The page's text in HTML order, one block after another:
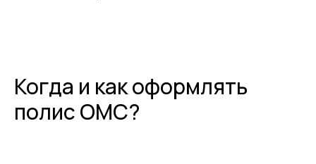
Когда и как оформлять
полис ОМС?